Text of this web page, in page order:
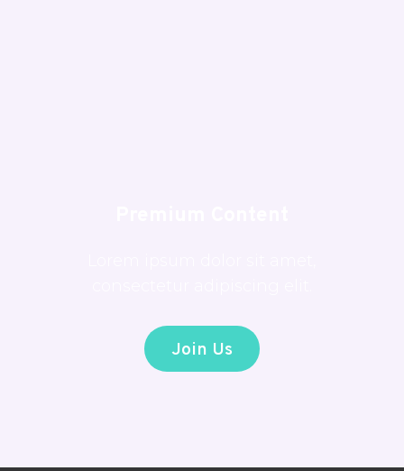
Join Us